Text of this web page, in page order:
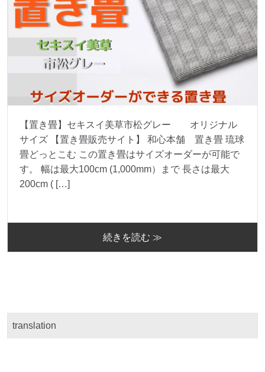
【置き畳】セキスイ美草市松グレー オリジナル
サイズ 【置き畳販売サイト】 和心本舗 置き畳 琉球
畳どっとこむ この置き畳はサイズオーダーが可能で
す。 幅は最大100cm (1,000mm）まで 長さは最大
200cm ( […]
続きを読む ≫
translation